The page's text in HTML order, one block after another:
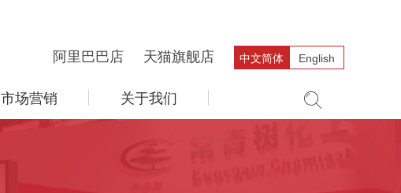
阿里巴巴店 天猫旗舰店 中文简体 English
市场营销 关于我们